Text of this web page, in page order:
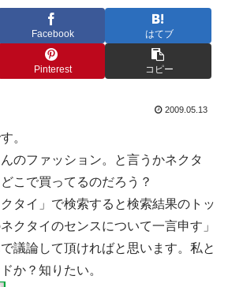
Facebook はてブ
Pinterest コピー
2009.05.13
。
のファッション。と言うかネクタ
こで買ってるのだろう？
タイ」で検索すると検索結果のトッ
クタイのセンスについて一言申す」
議論して頂ければと思います。私と
か？知りたい。